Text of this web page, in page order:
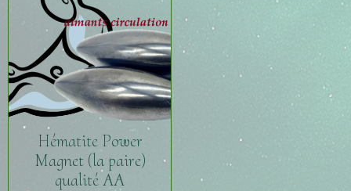
Hématite Power
Magnet (la paire)
qualité AA